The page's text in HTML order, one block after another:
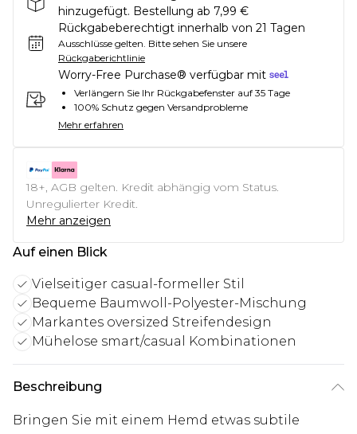
hinzugefügt. Bestellung ab 7,99 €
Rückgabeberechtigt innerhalb von 21 Tagen
Ausschlüsse gelten. Bitte sehen Sie unsere
Rückgaberichtlinie
Worry-Free Purchase® verfügbar mit
Verlängern Sie Ihr Rückgabefenster auf 35 Tage
100% Schutz gegen Versandprobleme
Mehr erfahren
18+, AGB gelten. Kredit abhängig vom Status.
Unregulierter Kredit.
Mehr anzeigen
Auf einen Blick
Vielseitiger casual-formeller Stil
Bequeme Baumwoll-Polyester-Mischung
Markantes oversized Streifendesign
Mühelose smart/casual Kombinationen
Beschreibung
Bringen Sie mit einem Hemd etwas subtile